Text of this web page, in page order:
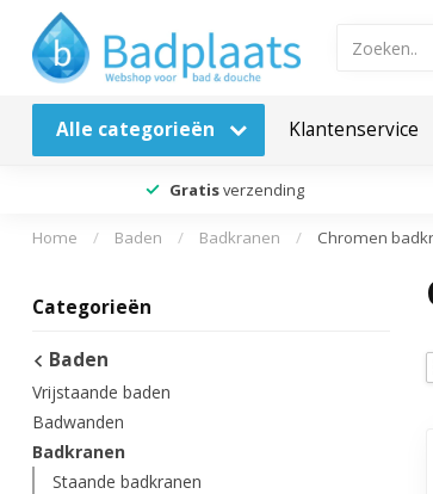
Alle categorieën Klantenservice
Gratisverzending
Home / Baden / Badkranen / Chromen
Categorieën
Baden
Vrijstaande baden
Badwanden
Badkranen
Staande badkranen